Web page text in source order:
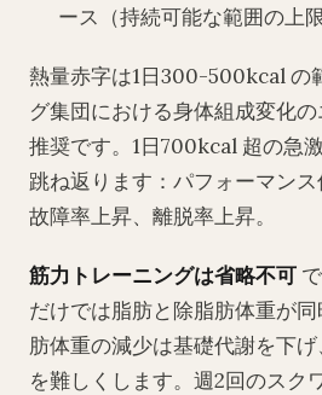
ース（持続可能な範囲の上限
熱量赤字は1日300-500kcal
グ集団における身体組成変化
推奨です。1日700kcal 超の急
跳ね返ります：パフォーマンス
故障率上昇、離脱率上昇。
筋力トレーニングは省略不可
だけでは脂肪と除脂肪体重が
肪体重の減少は基礎代謝を下
を難しくします。週2回のスク